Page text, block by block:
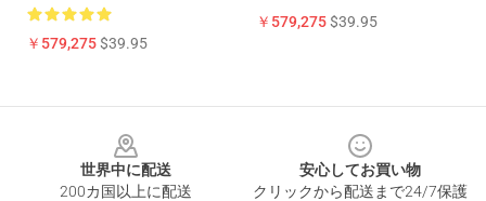
￥579,275$39.95
￥579,275$39.95
世界中に配送
200カ国以上に配送
安心してお買い物
クリックから配送まで24/7保護